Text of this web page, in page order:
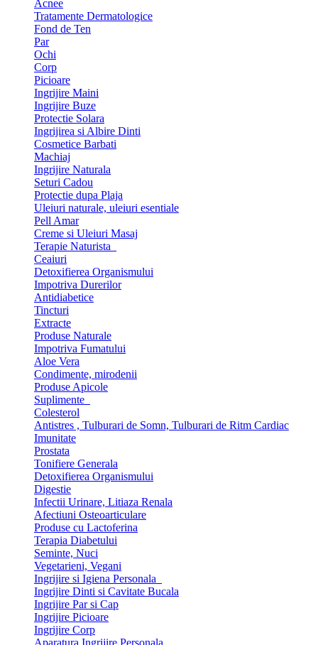
Acnee
Tratamente Dermatologice
Fond de Ten
Par
Ochi
Corp
Picioare
Ingrijire Maini
Ingrijire Buze
Protectie Solara
Ingrijirea si Albire Dinti
Cosmetice Barbati
Machiaj
Ingrijire Naturala
Seturi Cadou
Protectie dupa Plaja
Uleiuri naturale, uleiuri esentiale
Pell Amar
Creme si Uleiuri Masaj
Terapie Naturista
Ceaiuri
Detoxifierea Organismului
Impotriva Durerilor
Antidiabetice
Tincturi
Extracte
Produse Naturale
Impotriva Fumatului
Aloe Vera
Condimente, mirodenii
Produse Apicole
Suplimente
Colesterol
Antistres , Tulburari de Somn, Tulburari de Ritm Cardiac
Imunitate
Prostata
Tonifiere Generala
Detoxifierea Organismului
Digestie
Infectii Urinare, Litiaza Renala
Afectiuni Osteoarticulare
Produse cu Lactoferina
Terapia Diabetului
Seminte, Nuci
Vegetarieni, Vegani
Ingrijire si Igiena Personala
Ingrijire Dinti si Cavitate Bucala
Ingrijire Par si Cap
Ingrijire Picioare
Ingrijire Corp
Aparatura Ingrijire Personala